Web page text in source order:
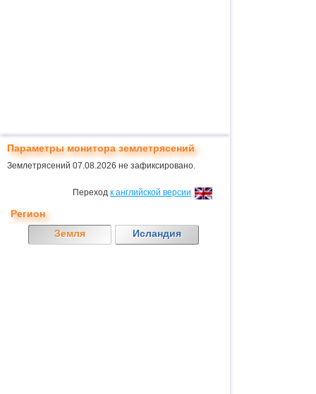
Параметры монитора землетрясений
Землетрясений 07.08.2026 не зафиксировано.
Переход к английской версии
Регион
Земля
Исландия